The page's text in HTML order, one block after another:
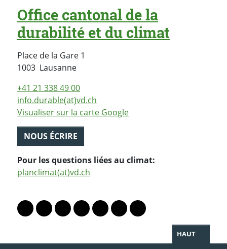
Office cantonal de la
durabilité et du climat
Place de la Gare 1
1003 LausanneSuisse
+41 21 338 49 00
info.durable(at)vd.ch
Visualiser sur la carte Google
NOUS ÉCRIRE
Pour les questions liées au climat:
planclimat(at)vd.ch
Lien vers le profil Mastodon
Lien vers le profil Bluesky
Lien vers le profil Instagram
Lien vers le profil Linkedin
Lien vers le profil Facebook
Lien vers le profil Twitter
Partager par WhatsApp
HAUT